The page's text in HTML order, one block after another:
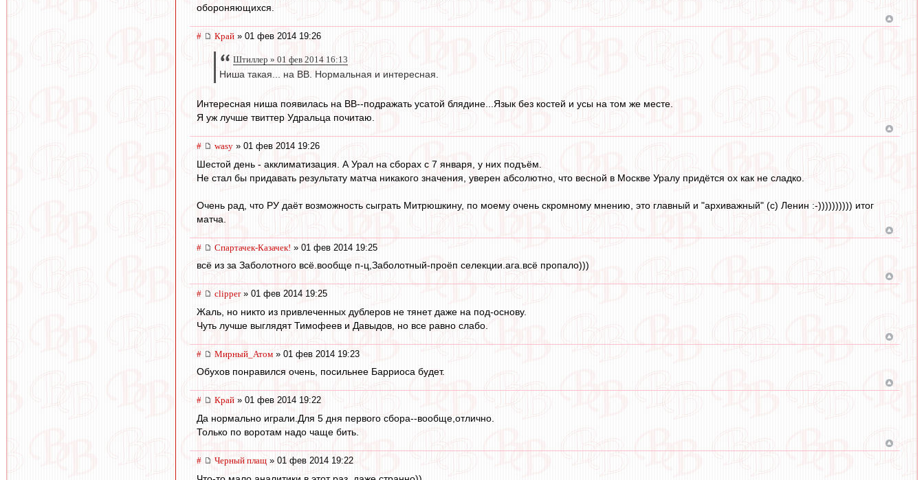
обороняющихся.
# Край » 01 фев 2014 19:26
Штиллер » 01 фев 2014 16:13
Ниша такая... на ВВ. Нормальная и интересная.
Интересная ниша появилась на ВВ--подражать усатой блядине...Язык без костей и усы на том же месте.
Я уж лучше твиттер Удральца почитаю.
# wasy » 01 фев 2014 19:26
Шестой день - акклиматизация. А Урал на сборах с 7 января, у них подъём.
Не стал бы придавать результату матча никакого значения, уверен абсолютно, что весной в Москве Уралу придётся ох как не сладко.
Очень рад, что РУ даёт возможность сыграть Митрюшкину, по моему очень скромному мнению, это главный и "архиважный" (с) Ленин :-)))))))))) итог
матча.
# Спартачек-Казачек! » 01 фев 2014 19:25
всё из за Заболотного всё.вообще п-ц,Заболотный-проёп селекции.ага.всё пропало)))
# clipper» 01 фев 2014 19:25
Жаль, но никто из привлеченных дублеров не тянет даже на под-основу.
Чуть лучше выглядят Тимофеев и Давыдов, но все равно слабо.
# Мирный_Атом » 01 фев 2014 19:23
Обухов понравился очень, посильнее Барриоса будет.
# Край » 01 фев 2014 19:22
Да нормально играли.Для 5 дня первого сбора--вообще,отлично.
Только по воротам надо чаще бить.
# Черный плащ » 01 фев 2014 19:22